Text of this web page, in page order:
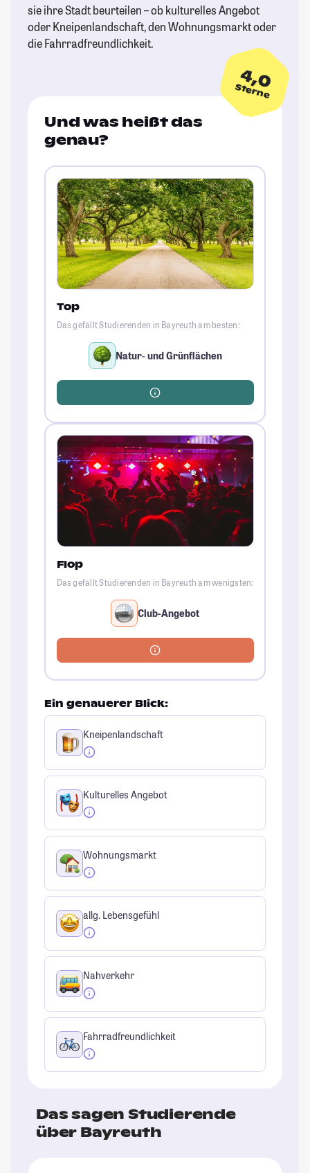
sie ihre Stadt beurteilen – ob kulturelles Angebot
oder Kneipenlandschaft, den Wohnungsmarkt oder
die Fahrradfreundlichkeit.
4,0
Sterne
Und was heißt das
genau?
Top
Das gefällt Studierenden in Bayreuth am besten:
Natur- und Grünflächen
Flop
Das gefällt Studierenden in Bayreuth am wenigsten:
Club-Angebot
Ein genauerer Blick:
Kneipenlandschaft
Kulturelles Angebot
Wohnungsmarkt
allg. Lebensgefühl
Nahverkehr
Fahrradfreundlichkeit
Das sagen Studierende
über Bayreuth